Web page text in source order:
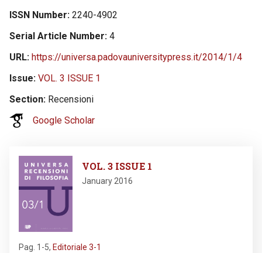
ISSN Number 2240-4902
Serial Article Number 4
URL https://universa.padovauniversitypress.it/2014/1/4
Issue VOL. 3 ISSUE 1
Section Recensioni
Google Scholar
VOL. 3 ISSUE 1
January 2016
Pag. 1-5, Editoriale 3-1